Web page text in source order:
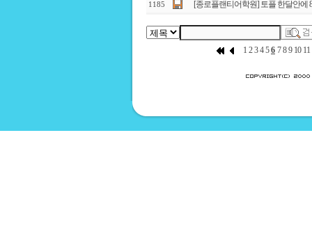
1185 [종로플랜티어학원] 토플 한달안에
1 2 3 4 5 6 7 8 9 10 11